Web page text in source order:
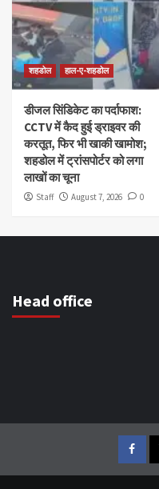
शहडोल हाल-ए-शहडोल
डीजल सिंडिकेट का पर्दाफाश:
CCTV में कैद हुई ड्राइवर की
करतूत, फिर भी खाकी खामोश;
शहडोल में ट्रांसपोर्टर को लगा
लाखों का चूना
Staff August 7, 2026 0
Head office